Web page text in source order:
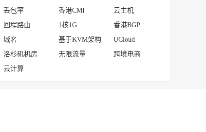
丢包率 香港CMI 云主机
回程路由 1核1G 香港BGP
域名 基于KVM架构 UCloud
洛杉矶机房 无限流量 跨境电商
云计算